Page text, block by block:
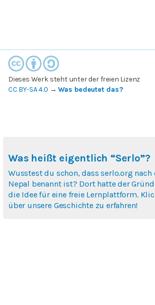
Dieses Werk steht unter der freien Lizenz
CC BY-SA 4.0 →Was bedeutet das?
Was heißt eigentlich “Serlo”?
Wusstest du schon, dass serlo.org
Nepal benannt ist? Dort hatte der
die Idee für eine freie Lernplattform.
über unsere Geschichte zu erfahren!